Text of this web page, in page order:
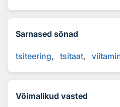
Sarnased sõnad
tsiteering tsitaat
Võimalikud vasted